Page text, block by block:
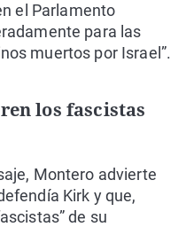
el Parlamento
para las
muertos por Israel”.
los fascistas
Montero advierte
Kirk y que,
de su